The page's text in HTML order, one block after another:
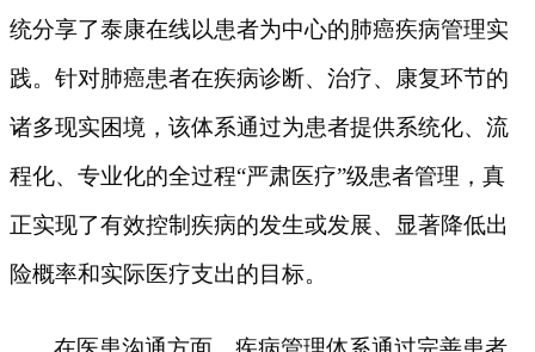
统分享了泰康在线以患者为中心的肺癌疾病管理实
践。针对肺癌患者在疾病诊断、治疗、康复环节的
诸多现实困境，该体系通过为患者提供系统化、流
程化、专业化的全过程“严肃医疗”级患者管理，真
正实现了有效控制疾病的发生或发展、显著降低出
险概率和实际医疗支出的目标。